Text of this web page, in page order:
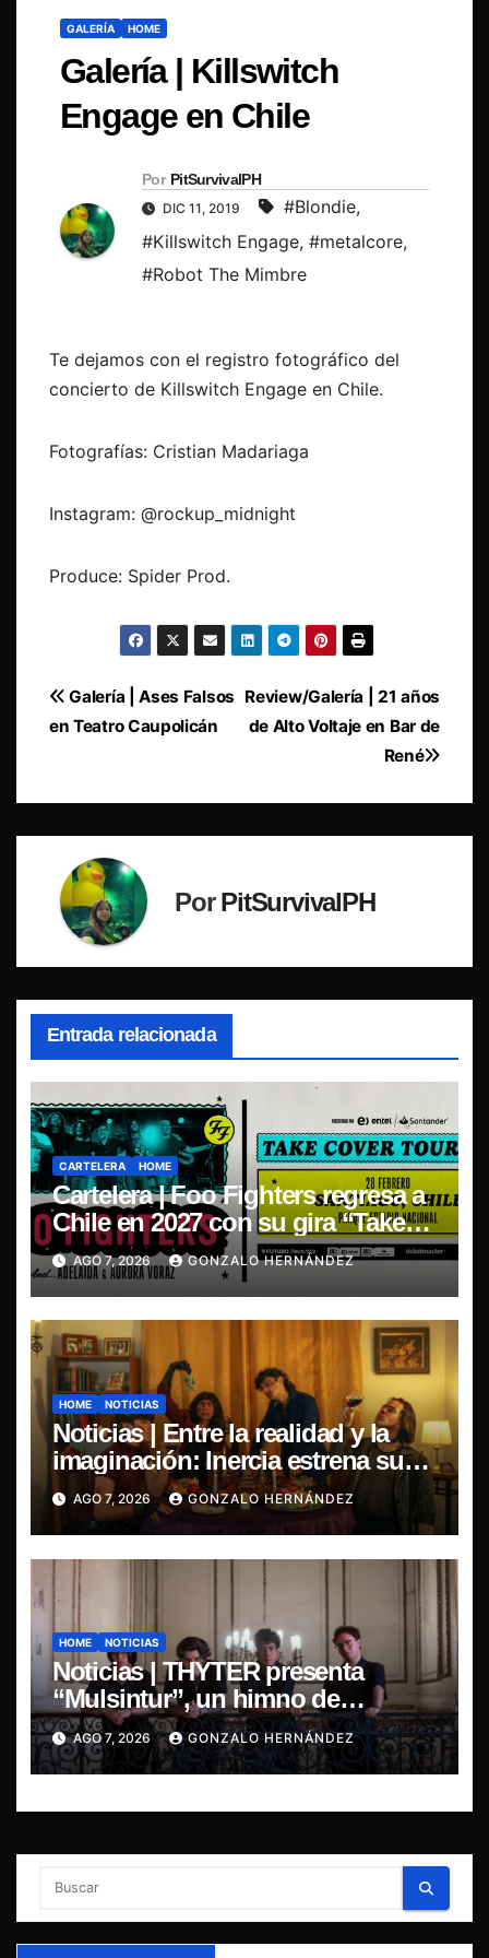
GALERÍA HOME
Galería | Killswitch
Engage en Chile
Por PitSurvivalPH
DIC 11, 2019 #Blondie,
#Killswitch Engage, #metalcore,
#Robot The Mimbre
Te dejamos con el registro fotográfico del
concierto de Killswitch Engage en Chile.
Fotografías: Cristian Madariaga
Instagram: @rockup_midnight
Produce: Spider Prod.
Navegación
Review/Galería | 21 años
de Alto Voltaje en Bar de
René
Galería | Ases Falsos
en Teatro Caupolicán
PorPitSurvivalPH
Entrada relacionada
CARTELERA HOME
Cartelera | Foo Fighters regresa a
Chile en 2027 con su gira “Take
Cover Tour 2027”
AGO 7, 2026 GONZALO HERNÁNDEZ
HOME NOTICIAS
Noticias | Entre la realidad y la
imaginación: Inercia estrena su
primer single “Marilina”
AGO 7, 2026 GONZALO HERNÁNDEZ
HOME NOTICIAS
Noticias | THYTER presenta
“Mulsintur”, un himno de
heavy/power metal inspirado en
Tomás Paniri
AGO 7, 2026 GONZALO HERNÁNDEZ